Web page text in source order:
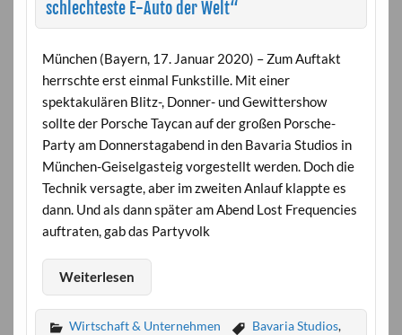
schlechteste E-Auto der Welt“
München (Bayern, 17. Januar 2020) – Zum Auftakt
herrschte erst einmal Funkstille. Mit einer
spektakulären Blitz-, Donner- und Gewittershow
sollte der Porsche Taycan auf der großen Porsche-
Party am Donnerstagabend in den Bavaria Studios in
München-Geiselgasteig vorgestellt werden. Doch die
Technik versagte, aber im zweiten Anlauf klappte es
dann. Und als dann später am Abend Lost Frequencies
auftraten, gab das Partyvolk
Weiterlesen
Wirtschaft & Unternehmen Bavaria Studios,